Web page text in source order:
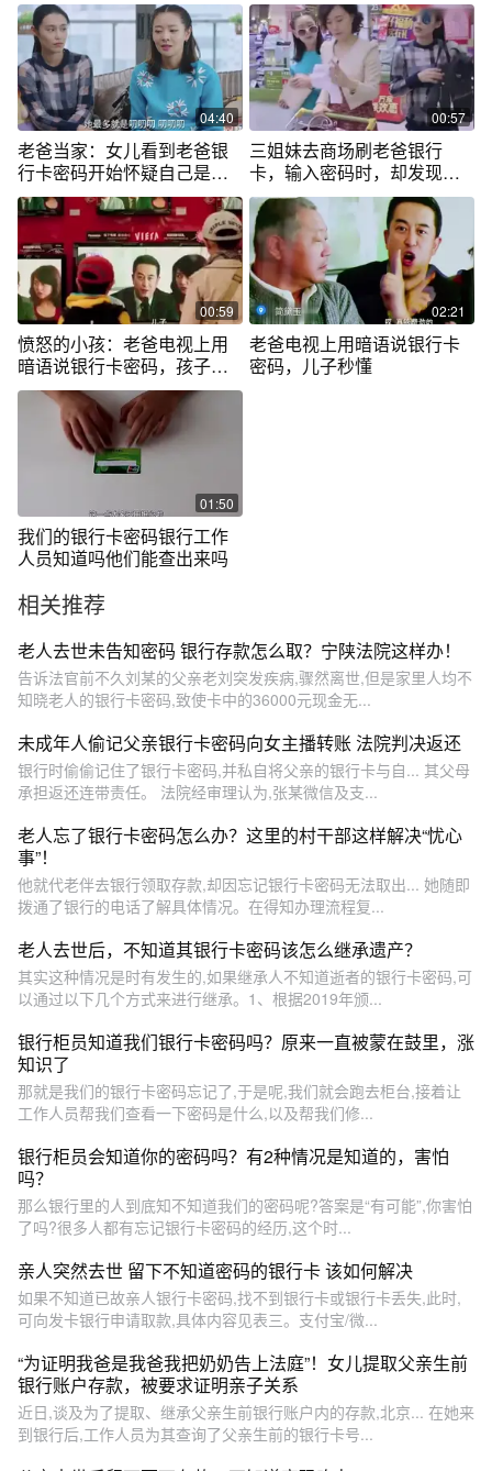
04:40
老爸当家：女儿看到老爸银
行卡密码开始怀疑自己是否
是亲生的
00:57
三姐妹去商场刷老爸银行
卡，输入密码时，却发现一
个大秘密
00:59
愤怒的小孩：老爸电视上用
暗语说银行卡密码，孩子秒
懂
02:21
老爸电视上用暗语说银行卡
密码，儿子秒懂
01:50
我们的银行卡密码银行工作
人员知道吗他们能查出来吗
相关推荐
老人去世未告知密码 银行存款怎么取？宁陕法院这样办！
告诉法官前不久刘某的父亲老刘突发疾病,骤然离世,但是家里人均不
知晓老人的银行卡密码,致使卡中的36000元现金无...
未成年人偷记父亲银行卡密码向女主播转账 法院判决返还
银行时偷偷记住了银行卡密码,并私自将父亲的银行卡与自... 其父母
承担返还连带责任。 法院经审理认为,张某微信及支...
老人忘了银行卡密码怎么办？这里的村干部这样解决“忧心
事”！
他就代老伴去银行领取存款,却因忘记银行卡密码无法取出... 她随即
拨通了银行的电话了解具体情况。在得知办理流程复...
老人去世后，不知道其银行卡密码该怎么继承遗产？
其实这种情况是时有发生的,如果继承人不知道逝者的银行卡密码,可
以通过以下几个方式来进行继承。1、根据2019年颁...
银行柜员知道我们银行卡密码吗？原来一直被蒙在鼓里，涨
知识了
那就是我们的银行卡密码忘记了,于是呢,我们就会跑去柜台,接着让
工作人员帮我们查看一下密码是什么,以及帮我们修...
银行柜员会知道你的密码吗？有2种情况是知道的，害怕
吗？
那么银行里的人到底知不知道我们的密码呢?答案是“有可能”,你害怕
了吗?很多人都有忘记银行卡密码的经历,这个时...
亲人突然去世 留下不知道密码的银行卡 该如何解决
如果不知道已故亲人银行卡密码,找不到银行卡或银行卡丢失,此时,
可向发卡银行申请取款,具体内容见表三。支付宝/微...
“为证明我爸是我爸我把奶奶告上法庭”！女儿提取父亲生前
银行账户存款，被要求证明亲子关系
近日,谈及为了提取、继承父亲生前银行账户内的存款,北京... 在她来
到银行后,工作人员为其查询了父亲生前的银行卡号...